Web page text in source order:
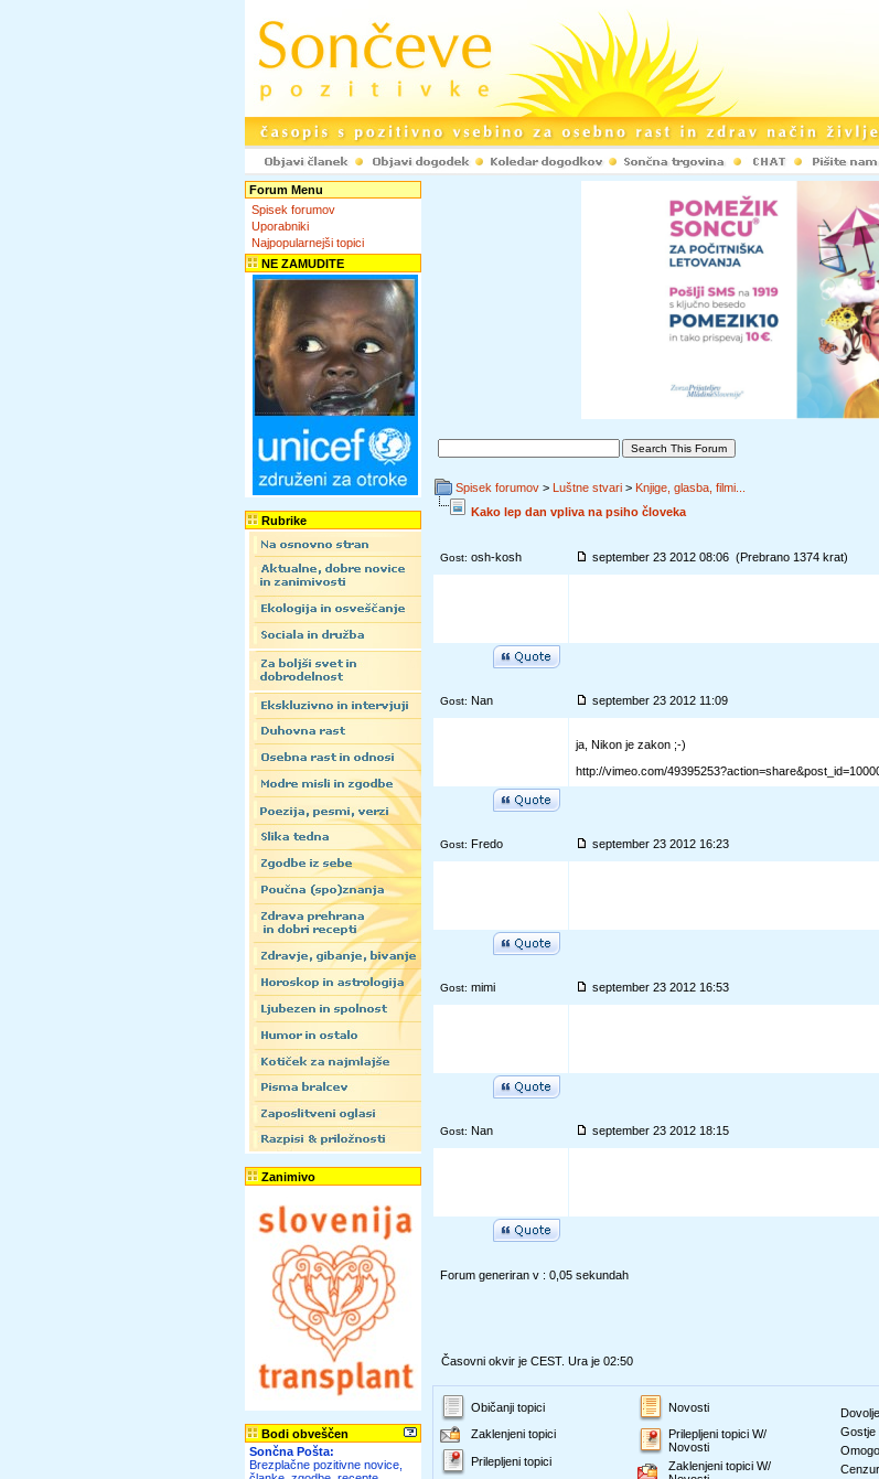
Forum Menu
Spisek forumov
Uporabniki
Najpopularnejši topici
NE ZAMUDITE
Rubrike
Zanimivo
Bodi obveščen
Sončna Pošta:
Brezplačne pozitivne novice,
Spisek forumov > Luštne stvari > Knjige, glasba, filmi...
Kako lep dan vpliva na psiho človeka
Gost: osh-kosh september 23 2012 08:06 (Prebrano 1374 krat)
Gost: Nan september 23 2012 11:09
ja, Nikon je zakon ;-)
http://vimeo.com/
Gost: Fredo september 23 2012 16:23
Gost: mimi september 23 2012 16:53
Gost: Nan september 23 2012 18:15
Forum generiran v : 0,05 sekundah
Časovni okvir je CEST. Ura je 02:50
Običanji topici
Zaklenjeni topici
Prilepljeni topici
Novosti
Prilepljeni topici W/
Novosti
Zaklenjeni topici W/
Gostje